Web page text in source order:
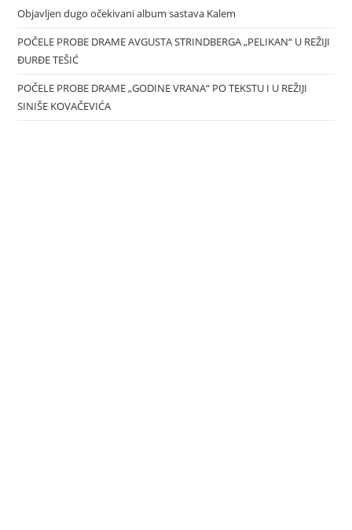
Objavljen dugo očekivani album sastava Kalem
POČELE PROBE DRAME AVGUSTA STRINDBERGA „PELIKAN“ U REŽIJI
ĐURĐE TEŠIĆ
POČELE PROBE DRAME „GODINE VRANA“ PO TEKSTU I U REŽIJI
SINIŠE KOVAČEVIĆA